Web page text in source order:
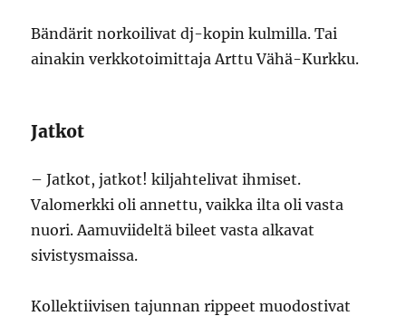
Bändärit norkoilivat dj-kopin kulmilla. Tai
ainakin verkkotoimittaja Arttu Vähä-Kurkku.
Jatkot
– Jatkot, jatkot! kiljahtelivat ihmiset.
Valomerkki oli annettu, vaikka ilta oli vasta
nuori. Aamuviideltä bileet vasta alkavat
sivistysmaissa.
Kollektiivisen tajunnan rippeet muodostivat